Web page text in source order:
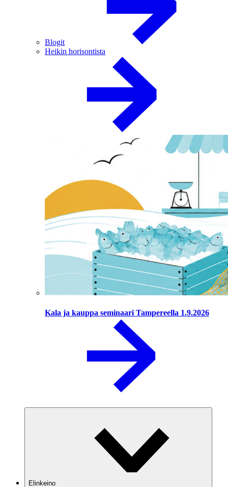
Blogit
Heikin horisontista
Kala ja kauppa seminaari Tampereella 1.9.2026
Elinkeino